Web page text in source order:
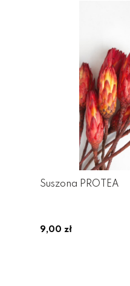
Suszona PROTEA
9,00 zł